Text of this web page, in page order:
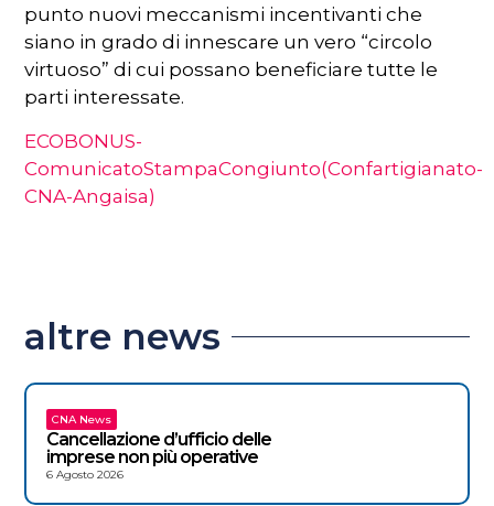
punto nuovi meccanismi incentivanti che
siano in grado di innescare un vero “circolo
virtuoso” di cui possano beneficiare tutte le
parti interessate.
ECOBONUS-
ComunicatoStampaCongiunto(Confartigianato-
CNA-Angaisa)
altre news
CNA News
Cancellazione d’ufficio delle
imprese non più operative
6 Agosto 2026